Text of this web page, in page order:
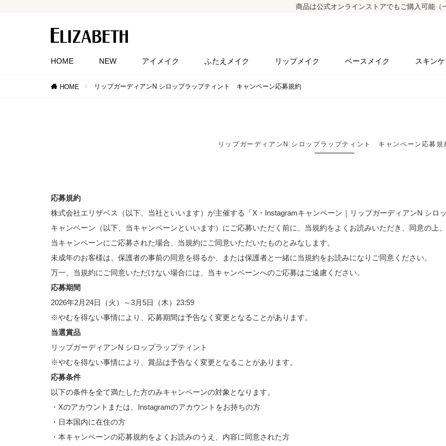
商品は公式オンラインストアでもご購入可能（一部商
HOME NEW アイメイク ふたえメイク リップメイク ベースメイク スキン
HOME リップガーディアンN シロップラップティント キャンペーン応募規約
リップガーディアンN シロップラップティント キャンペーン応募規
応募規約
株式会社エリザベス（以下、当社といいます）が主催する「X・Instagramキャンペーン｜リップガーディアンN シロ
キャンペーン（以下、当キャンペーンといいます）にご応募いただく前に、当規約をよくお読みいただき、同意の上、
当キャンペーンにご応募された場合、当規約にご同意いただいたものとみなします。
未成年のお客様は、保護者の事前の同意を得るか、または保護者と一緒に当規約をお読みになりご同意ください。
万一、当規約にご同意いただけない場合には、当キャンペーンへのご応募はご遠慮ください。
応募期間
2026年2月24日（火）～3月5日（木）23:59
※やむを得ない事情により、応募期間は予告なく変更となることがあります。
当選賞品
リップガーディアンN シロップラップティント
※やむを得ない事情により、賞品は予告なく変更となることがあります。
応募条件
以下の条件を全て満たした方のみキャンペーンの対象となります。
・Xのアカウントまたは、Instagramのアカウントをお持ちの方
・日本国内に在住の方
・本キャンペーンの応募規約をよくお読みのうえ、内容に同意された方